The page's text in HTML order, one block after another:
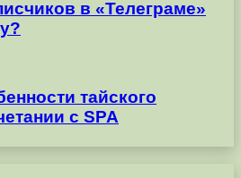
в «Телеграме»
тайского
с SPA